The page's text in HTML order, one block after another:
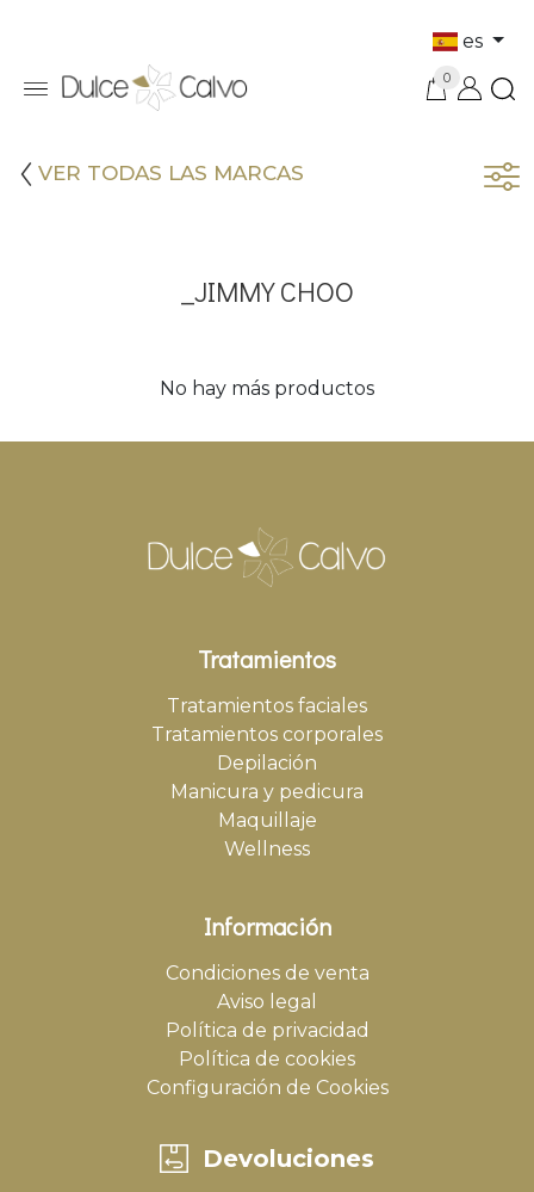
es
0
VER TODAS LAS MARCAS
_JIMMY CHOO
No hay más productos
Tratamientos
Tratamientos faciales
Tratamientos corporales
Depilación
Manicura y pedicura
Maquillaje
Wellness
Información
Condiciones de venta
Aviso legal
Política de privacidad
Política de cookies
Configuración de Cookies
Devoluciones